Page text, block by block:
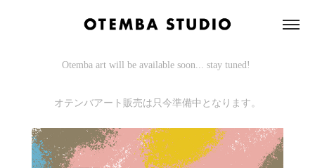
Otemba art will be available soon... stay tuned!
オテンバアート販売は只今準備中となります。